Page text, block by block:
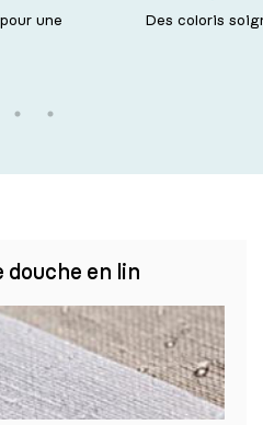
une
Des coloris
douche en lin